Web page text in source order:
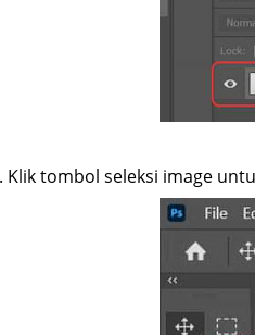
Klik tombol seleksi image